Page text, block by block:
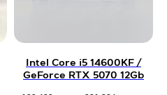
Intel Core i5 14600KF /
GeForce RTX 5070 12Gb